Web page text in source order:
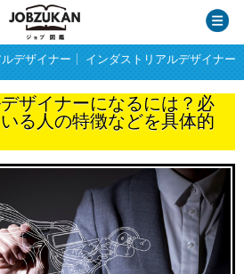
デザイナー インダストリアルデザイナー
ザイナーになるには？必
る人の特徴などを具体的